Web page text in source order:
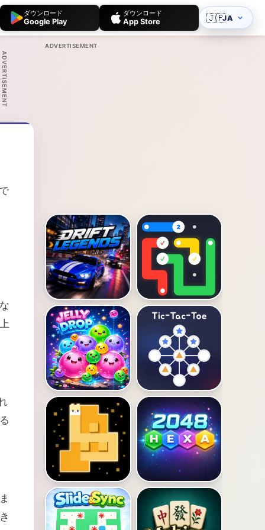
ダウンロード
Google Play
ダウンロード
App Store 🇯🇵JA
ADVERTISEMENT
ADVERTISEMENT